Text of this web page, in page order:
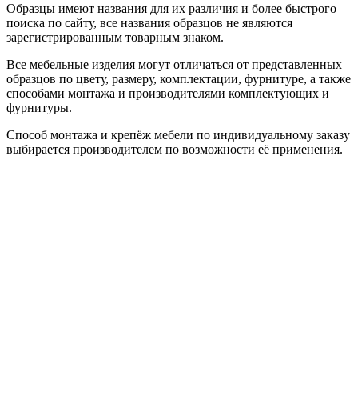
Образцы имеют названия для их различия и более быстрого
поиска по сайту, все названия образцов не являются
зарегистрированным товарным знаком.
Все мебельные изделия могут отличаться от представленных
образцов по цвету, размеру, комплектации, фурнитуре, а также
способами монтажа и производителями комплектующих и
фурнитуры.
Способ монтажа и крепёж мебели по индивидуальному заказу
выбирается производителем по возможности её применения.